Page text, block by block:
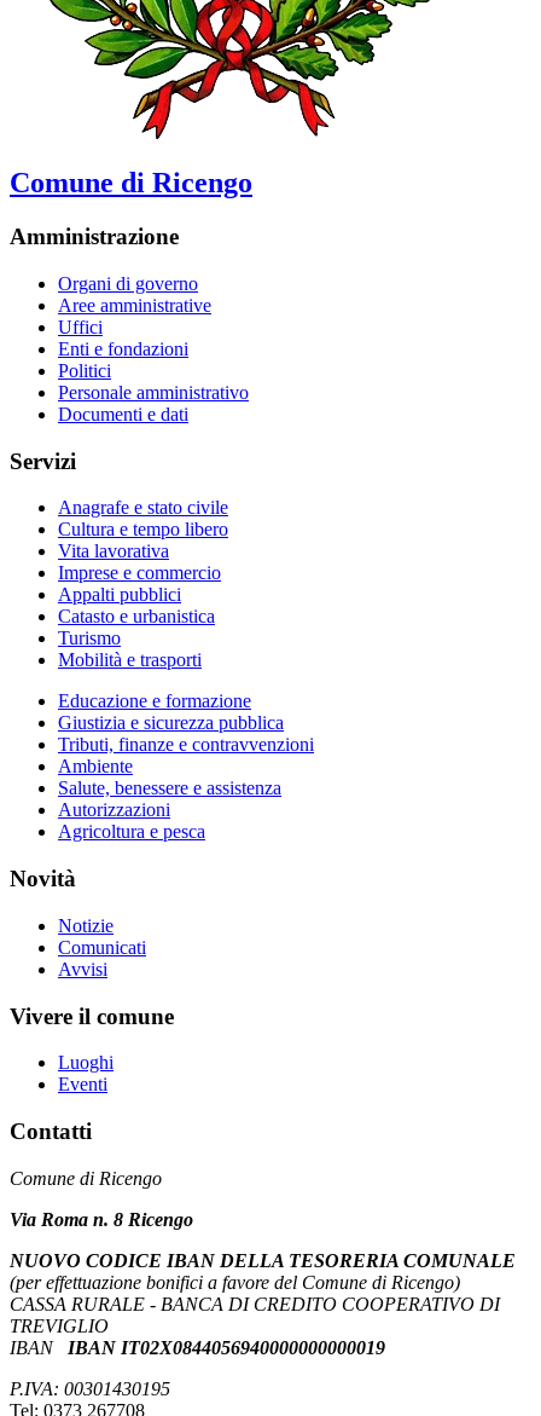
Comune di Ricengo
Amministrazione
Organi di governo
Aree amministrative
Uffici
Enti e fondazioni
Politici
Personale amministrativo
Documenti e dati
Servizi
Anagrafe e stato civile
Cultura e tempo libero
Vita lavorativa
Imprese e commercio
Appalti pubblici
Catasto e urbanistica
Turismo
Mobilità e trasporti
Educazione e formazione
Giustizia e sicurezza pubblica
Tributi, finanze e contravvenzioni
Ambiente
Salute, benessere e assistenza
Autorizzazioni
Agricoltura e pesca
Novità
Notizie
Comunicati
Avvisi
Vivere il comune
Luoghi
Eventi
Contatti
Comune di Ricengo
Via Roma n. 8 Ricengo
NUOVO CODICE IBAN DELLA TESORERIA COMUNALE
(per effettuazione bonifici a favore del Comune di Ricengo)
CASSA RURALE - BANCA DI CREDITO COOPERATIVO DI
TREVIGLIO
IBAN
IBAN IT02X0844056940000000000019
P.IVA: 00301430195
Tel: 0373 267708